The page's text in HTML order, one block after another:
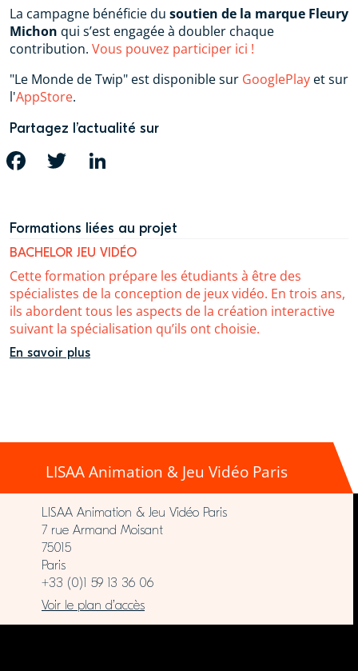
La campagne bénéficie du soutien de la marque Fleury
Michon qui s’est engagée à doubler chaque
contribution. Vous pouvez participer ici !
"Le Monde de Twip" est disponible sur GooglePlay et sur
l'AppStore.
Partagez l’actualité sur
FACEBOOK TWITTER
Formations liées au projet
BACHELOR JEU VIDÉO
Cette formation prépare les étudiants à être des
spécialistes de la conception de jeux vidéo. En trois ans,
ils abordent tous les aspects de la création interactive
suivant la spécialisation qu’ils ont choisie.
En savoir plus
LISAA Animation & Jeu Vidéo Paris
LISAA Animation & Jeu Vidéo Paris
7 rue Armand Moisant
75015
Paris
+33 (0)1 59 13 36 06
Voir le plan d’accès